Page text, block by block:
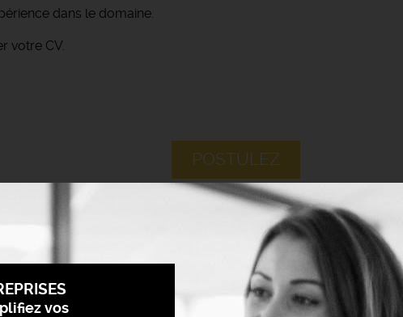
dans le domaine.
votre CV.
POSTULEZ
vos